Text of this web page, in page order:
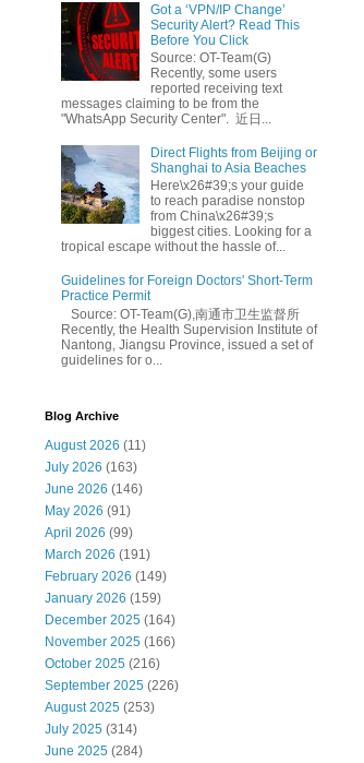
Got a ‘VPN/IP Change’
Security Alert? Read This
Before You Click
Source: OT-Team(G)
Recently, some users
reported receiving text
messages claiming to be from the
"WhatsApp Security Center". 近日...
Direct Flights from Beijing or
Shanghai to Asia Beaches
Here\x26#39;s your guide
to reach paradise nonstop
from China\x26#39;s
biggest cities. Looking for a
tropical escape without the hassle of...
Guidelines for Foreign Doctors' Short-Term
Practice Permit
Source: OT-Team(G),南通市卫生监督所
Recently, the Health Supervision Institute of
Nantong, Jiangsu Province, issued a set of
guidelines for o...
Blog Archive
August 2026 (11)
July 2026 (163)
June 2026 (146)
May 2026 (91)
April 2026 (99)
March 2026 (191)
February 2026 (149)
January 2026 (159)
December 2025 (164)
November 2025 (166)
October 2025 (216)
September 2025 (226)
August 2025 (253)
July 2025 (314)
June 2025 (284)